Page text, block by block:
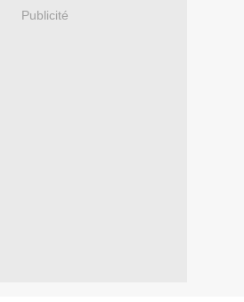
Publicité